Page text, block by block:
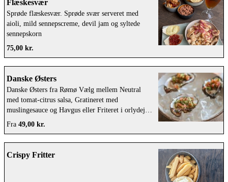
Flæskesvær
Sprøde flæskesvær. Sprøde svær serveret med
aioli, mild sennepscreme, devil jam og syltede
sennepskorn
75,00 kr.
Danske Østers
Danske Østers fra Rømø Vælg mellem Neutral
med tomat-citrus salsa, Gratineret med
muslingesauce og Havgus eller Friteret i orlydej
med tatarsauce
Fra 49,00 kr.
Crispy Fritter